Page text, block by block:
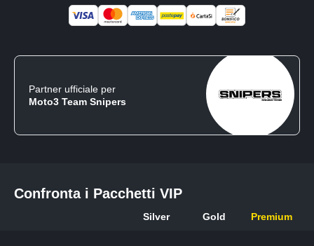
Partner ufficiale per
Moto3 Team Snipers
Confronta i Pacchetti VIP
Silver Gold Premium